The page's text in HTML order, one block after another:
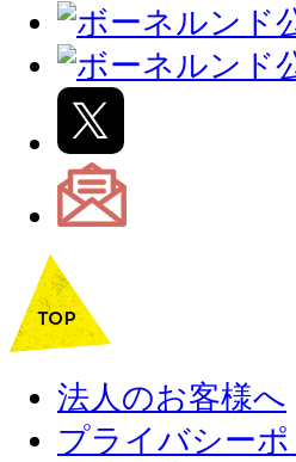
法人のお客様へ
プライバシー